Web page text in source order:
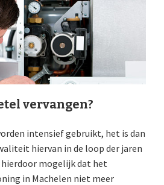
vervangen?
intensief gebruikt, het is dan
hiervan in de loop der jaren
mogelijk dat het
in Machelen niet meer